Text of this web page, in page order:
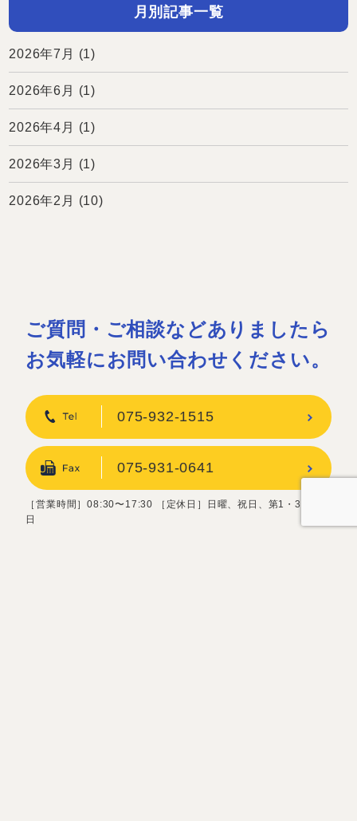
月別記事一覧
2026年7月 (1)
2026年6月 (1)
2026年4月 (1)
2026年3月 (1)
2026年2月 (10)
ご質問・ご相談などありましたら
お気軽にお問い合わせください。
075-932-1515
075-931-0641
［営業時間］08:30〜17:30 ［定休日］日曜、祝日、第1・3土曜
日